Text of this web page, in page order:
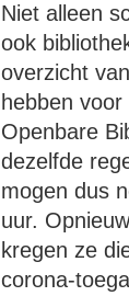
Niet alleen
ook
overzicht
hebben
Openbare
dezelfde
mogen dus
uur.
kregen ze
corona-